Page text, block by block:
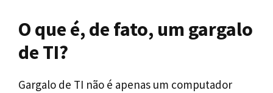
O que é, de fato, um gargalo
de TI?
Gargalo de TI não é apenas um computador